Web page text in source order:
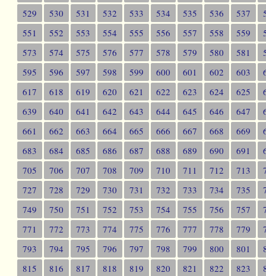
529
530 531 532 533 534 535 536 537
551
552 553 554 555 556 557 558 559
573
574 575 576 577 578 579 580 581
595
596 597 598 599 600 601 602 603
617
618 619 620 621 622 623 624 625
639
640 641 642 643 644 645 646 647
661
662 663 664 665 666 667 668 669
683
684 685 686 687 688 689 690 691
705
706 707 708 709 710 711 712 713
727
728 729 730 731 732 733 734 735
749
750 751 752 753 754 755 756 757
771
772 773 774 775 776 777 778 779
793
794 795 796 797 798 799 800 801
815
816 817 818 819 820 821 822 823